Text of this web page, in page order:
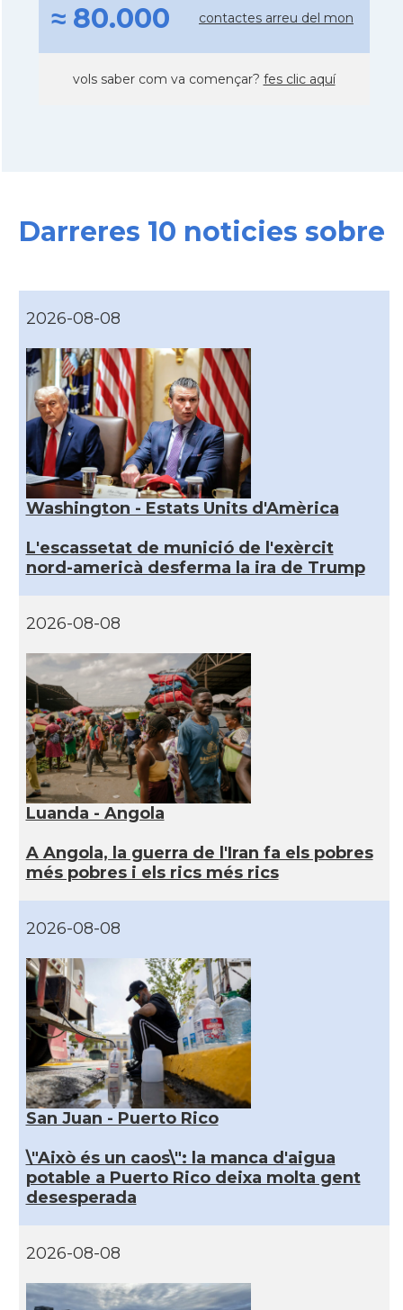
≈ 80.000 contactes arreu del mon
vols saber com va començar? fes clic aquí
Darreres 10 noticies sobre
2026-08-08
Washington - Estats Units d'Amèrica
L'escassetat de munició de l'exèrcit
nord-americà desferma la ira de Trump
2026-08-08
Luanda - Angola
A Angola, la guerra de l'Iran fa els pobres
més pobres i els rics més rics
2026-08-08
San Juan - Puerto Rico
\"Això és un caos\": la manca d'aigua
potable a Puerto Rico deixa molta gent
desesperada
2026-08-08